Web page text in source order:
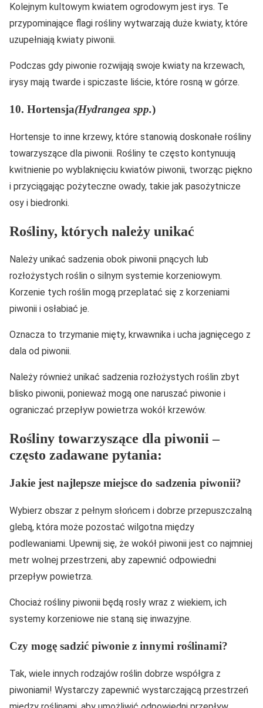
Kolejnym kultowym kwiatem ogrodowym jest irys. Te
przypominające flagi rośliny wytwarzają duże kwiaty, które
uzupełniają kwiaty piwonii.
Podczas gdy piwonie rozwijają swoje kwiaty na krzewach,
irysy mają twarde i spiczaste liście, które rosną w górze.
10. Hortensja(Hydrangea spp.)
Hortensje to inne krzewy, które stanowią doskonałe rośliny
towarzyszące dla piwonii. Rośliny te często kontynuują
kwitnienie po wyblaknięciu kwiatów piwonii, tworząc piękno
i przyciągając pożyteczne owady, takie jak pasożytnicze
osy i biedronki.
Rośliny, których należy unikać
Należy unikać sadzenia obok piwonii pnących lub
rozłożystych roślin o silnym systemie korzeniowym.
Korzenie tych roślin mogą przeplatać się z korzeniami
piwonii i osłabiać je.
Oznacza to trzymanie mięty, krwawnika i ucha jagnięcego z
dala od piwonii.
Należy również unikać sadzenia rozłożystych roślin zbyt
blisko piwonii, ponieważ mogą one naruszać piwonie i
ograniczać przepływ powietrza wokół krzewów.
Rośliny towarzyszące dla piwonii –
często zadawane pytania:
Jakie jest najlepsze miejsce do sadzenia piwonii?
Wybierz obszar z pełnym słońcem i dobrze przepuszczalną
glebą, która może pozostać wilgotna między
podlewaniami. Upewnij się, że wokół piwonii jest co najmniej
metr wolnej przestrzeni, aby zapewnić odpowiedni
przepływ powietrza.
Chociaż rośliny piwonii będą rosły wraz z wiekiem, ich
systemy korzeniowe nie staną się inwazyjne.
Czy mogę sadzić piwonie z innymi roślinami?
Tak, wiele innych rodzajów roślin dobrze współgra z
piwoniami! Wystarczy zapewnić wystarczającą przestrzeń